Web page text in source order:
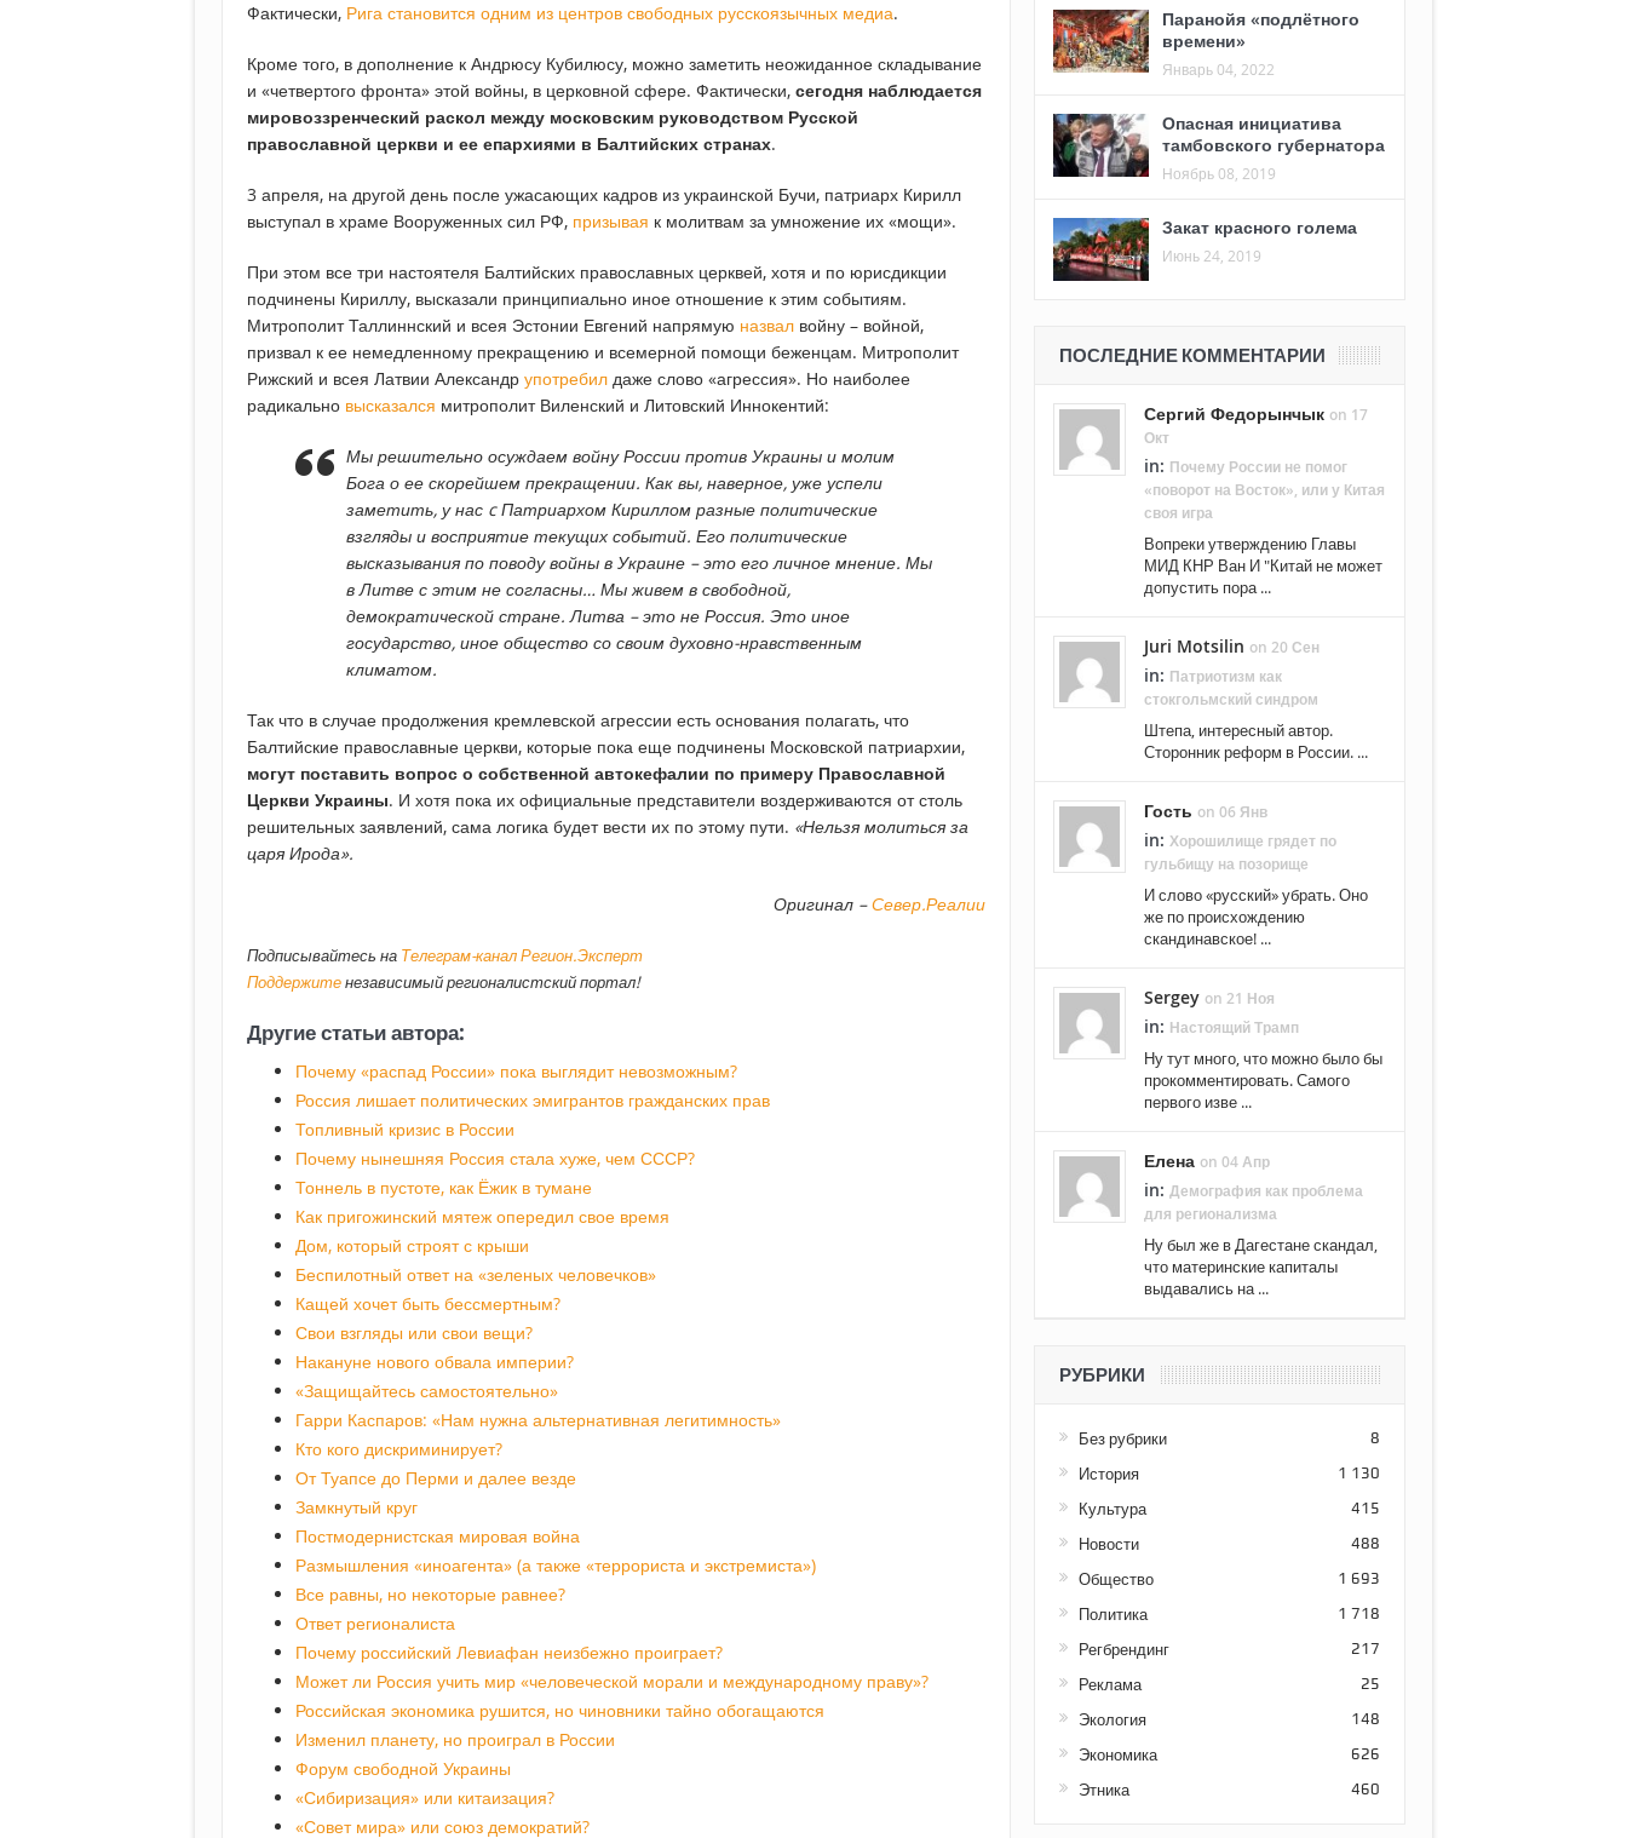
Фактически, Рига становится одним из центров свободных русскоязычных медиа.
Кроме того, в дополнение к Андрюсу Кубилюсу, можно заметить неожиданное складывание
и «четвертого фронта» этой войны, в церковной сфере. Фактически, сегодня наблюдается
мировоззренческий раскол между московским руководством Русской
православной церкви и ее епархиями в Балтийских странах.
3 апреля, на другой день после ужасающих кадров из украинской Бучи, патриарх Кирилл
выступал в храме Вооруженных сил РФ, призывая к молитвам за умножение их «мощи».
При этом все три настоятеля Балтийских православных церквей, хотя и по юрисдикции
подчинены Кириллу, высказали принципиально иное отношение к этим событиям.
Митрополит Таллиннский и всея Эстонии Евгений напрямую назвал войну – войной,
призвал к ее немедленному прекращению и всемерной помощи беженцам. Митрополит
Рижский и всея Латвии Александр употребил даже слово «агрессия». Но наиболее
радикально высказался митрополит Виленский и Литовский Иннокентий:
Мы решительно осуждаем войну России против Украины и молим
Бога о ее скорейшем прекращении. Как вы, наверное, уже успели
заметить, у нас c Патриархом Кириллом разные политические
взгляды и восприятие текущих событий. Его политические
высказывания по поводу войны в Украине – это его личное мнение. Мы
в Литве с этим не согласны… Мы живем в свободной,
демократической стране. Литва – это не Россия. Это иное
государство, иное общество со своим духовно-нравственным
климатом.
Так что в случае продолжения кремлевской агрессии есть основания полагать, что
Балтийские православные церкви, которые пока еще подчинены Московской патриархии,
могут поставить вопрос о собственной автокефалии по примеру Православной
Церкви Украины. И хотя пока их официальные представители воздерживаются от столь
решительных заявлений, сама логика будет вести их по этому пути. «Нельзя молиться за
царя Ирода».
Оригинал –Север.Реалии
Подписывайтесь на Телеграм-канал Регион.Эксперт
Поддержитенезависимый регионалистский портал!
Другие статьи автора:
Почему «распад России» пока выглядит невозможным?
Россия лишает политических эмигрантов гражданских прав
Топливный кризис в России
Почему нынешняя Россия стала хуже, чем СССР?
Тоннель в пустоте, как Ёжик в тумане
Как пригожинский мятеж опередил свое время
Дом, который строят с крыши
Беспилотный ответ на «зеленых человечков»
Кащей хочет быть бессмертным?
Свои взгляды или свои вещи?
Накануне нового обвала империи?
«Защищайтесь самостоятельно»
Гарри Каспаров: «Нам нужна альтернативная легитимность»
Кто кого дискриминирует?
От Туапсе до Перми и далее везде
Замкнутый круг
Постмодернистская мировая война
Размышления «иноагента» (а также «террориста и экстремиста»)
Все равны, но некоторые равнее?
Ответ регионалиста
Почему российский Левиафан неизбежно проиграет?
Может ли Россия учить мир «человеческой морали и международному праву»?
Российская экономика рушится, но чиновники тайно обогащаются
Изменил планету, но проиграл в России
Форум свободной Украины
«Сибиризация» или китаизация?
«Совет мира» или союз демократий?
Паранойя «подлётного
времени»
Январь 04, 2022
Опасная инициатива
тамбовского губернатора
Ноябрь 08, 2019
Закат красного голема
Июнь 24, 2019
ПОСЛЕДНИЕ КОММЕНТАРИИ
Сергий Федорынчык on 17
Окт
in: Почему России не помог
«поворот на Восток», или у Китая
своя игра
Вопреки утверждению Главы
МИД КНР Ван И "Китай не может
допустить пора ...
Juri Motsilin on 20 Сен
in: Патриотизм как
стокгольмский синдром
Штепа, интересный автор.
Сторонник реформ в России. ...
Гость on 06 Янв
in: Хорошилище грядет по
гульбищу на позорище
И слово «русский» убрать. Оно
же по происхождению
скандинавское! ...
Sergey on 21 Ноя
in: Настоящий Трамп
Ну тут много, что можно было бы
прокомментировать. Самого
первого изве ...
Елена on 04 Апр
in: Демография как проблема
для регионализма
Ну был же в Дагестане скандал,
что материнские капиталы
выдавались на ...
РУБРИКИ
Без рубрики 8
История 1 130
Культура 415
Новости 488
Общество 1 693
Политика 1 718
Регбрендинг 217
Реклама 25
Экология 148
Экономика 626
Этника 460